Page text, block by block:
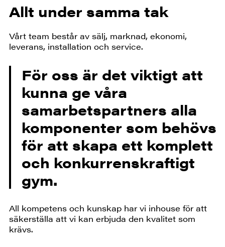
Allt under samma tak
Vårt team består av sälj, marknad, ekonomi,
leverans, installation och service.
För oss är det viktigt att
kunna ge våra
samarbetspartners alla
komponenter som behövs
för att skapa ett komplett
och konkurrenskraftigt
gym.
All kompetens och kunskap har vi inhouse för att
säkerställa att vi kan erbjuda den kvalitet som
krävs.